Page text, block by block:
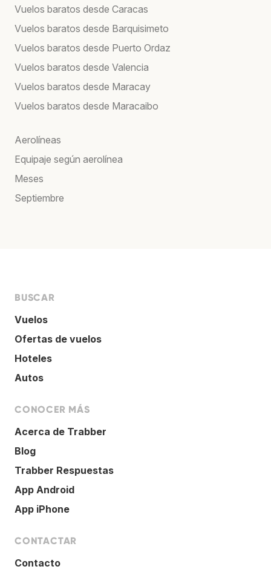
Vuelos baratos desde Caracas
Vuelos baratos desde Barquisimeto
Vuelos baratos desde Puerto Ordaz
Vuelos baratos desde Valencia
Vuelos baratos desde Maracay
Vuelos baratos desde Maracaibo
Aerolíneas
Equipaje según aerolínea
Meses
Septiembre
BUSCAR
Vuelos
Ofertas de vuelos
Hoteles
Autos
CONOCER MÁS
Acerca de Trabber
Blog
Trabber Respuestas
App Android
App iPhone
CONTACTAR
Contacto